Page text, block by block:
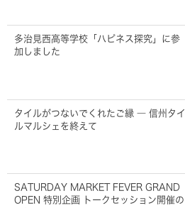
多治見西高等学校「ハピネス探究」に参
加しました
タイルがつないでくれたご縁 ― 信州タイ
ルマルシェを終えて
SATURDAY MARKET FEVER GRAND
OPEN 特別企画 トークセッション開催の